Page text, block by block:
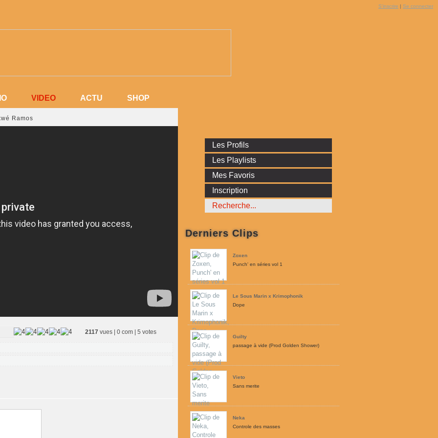
S'inscrire | Se connecter
SHOP
ACTU
VIDEO
VIDEO
Ramos
2117 vues | 0 com | 5 votes
Les Profils
Les Playlists
Mes Favoris
Inscription
Derniers Clips
Zoxen
Punch' en séries vol 1
Le Sous Marin x Krimophonik
Dope
Guilty
passage à vide (Prod Golden Shower)
Vieto
Sans merite
Neka
Controle des masses